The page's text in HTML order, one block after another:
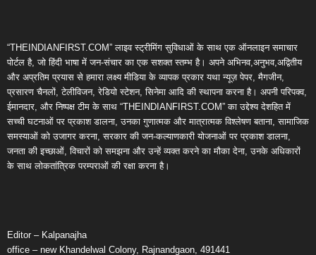
“THEINDIANFIRST.COM” लाइव स्ट्रीमिंग सुविधाओं के साथ एक ऑनलाइन समाचार
पोर्टल है, जो हिंदी भाषा में जन-संचार का एक सशक्त स्तम्भ है। अपने अभिनव,अनुभव,अद्वितीय
और अप्रतिम प्रयास से हमारा लक्ष्य मीडिया के व्यापक प्रकार यथा न्यूज़ पेपर, मैगजीन,
प्रसारण चैनलों, टेलीविजन, रेडियो स्टेशन, सिनेमा आदि की स्थापना करना है। अपनी परिपक्व,
ईमानदार, और निष्पक्ष टीम के साथ “THEINDIANFIRST.COM” का उद्देश्य देशहित में
सच्ची घटनाओं पर प्रकाश डालना, उनका गुणात्मक और मात्रात्मक विश्लेषण बताना, सामाजिक
समस्याओं को उजागर करना, सरकार की जन-कल्याणकारी योजनाओं पर प्रकाश डालना,
जनता की इच्छाओं, विचारों को समझना और उन्हें व्यक्त करने का मौका देना, उनके अधिकारों
के साथ लोकतांत्रिक परम्पराओं की रक्षा करना है।
Editor – Kalpanajha
office – new Khandelwal Colony, Rajnandgaon, 491441